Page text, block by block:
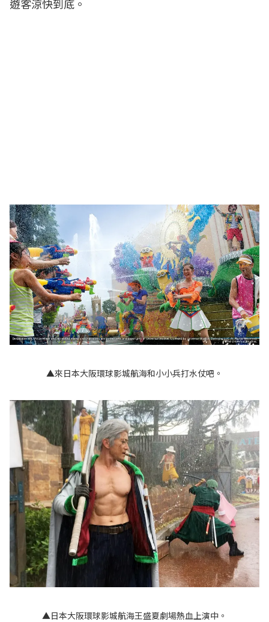
遊客涼快到底。
▲來日本大阪環球影城航海和小小兵打水仗吧。
▲日本大阪環球影城航海王盛夏劇場熱血上演中。